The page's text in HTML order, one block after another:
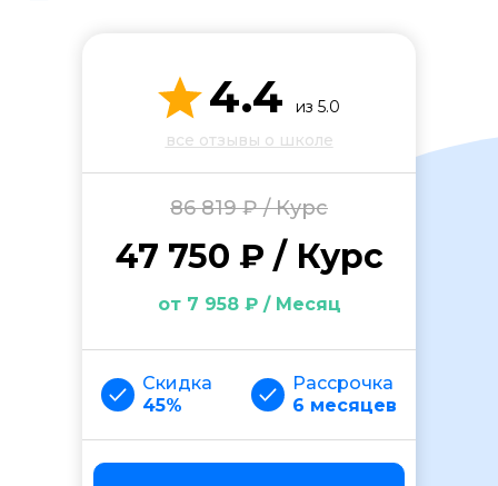
4.4
из 5.0
все отзывы о школе
86 819 ₽ / Курс
47 750 ₽ / Курс
от 7 958 ₽ / Месяц
Скидка
45%
Рассрочка
6 месяцев
ОСТАВИТЬ ОТЗЫВ